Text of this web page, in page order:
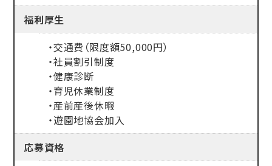
福利厚生
・交通費（限度額50,000円）
・社員割引制度
・健康診断
・育児休業制度
・産前産後休暇
・遊園地協会加入
応募資格